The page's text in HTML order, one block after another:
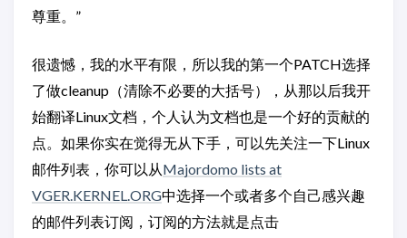
尊重。”
很遗憾，我的水平有限，所以我的第一个PATCH选择
了做cleanup（清除不必要的大括号），从那以后我开
始翻译Linux文档，个人认为文档也是一个好的贡献的
点。如果你实在觉得无从下手，可以先关注一下Linux
邮件列表，你可以从Majordomo lists at
VGER.KERNEL.ORG中选择一个或者多个自己感兴趣
的邮件列表订阅，订阅的方法就是点击